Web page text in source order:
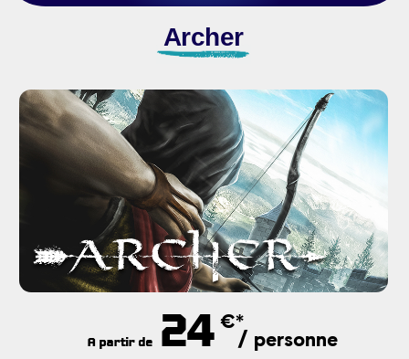
ANNIVERSAIRES
CONTACT
Archer
A partir de 24€*
/ personne